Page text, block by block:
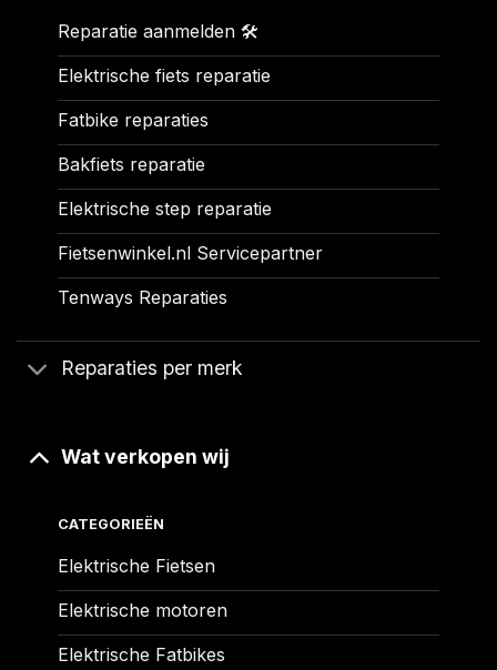
Reparatie aanmelden 🛠️
Elektrische fiets reparatie
Fatbike reparaties
Bakfiets reparatie
Elektrische step reparatie
Fietsenwinkel.nl Servicepartner
Tenways Reparaties
Reparaties per merk
Wat verkopen wij
CATEGORIEËN
Elektrische Fietsen
Elektrische motoren
Elektrische Fatbikes